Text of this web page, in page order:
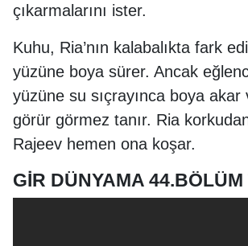
çıkarmalarını ister.
Kuhu, Ria’nın kalabalıkta fark
yüzüne boya sürer. Ancak
yüzüne su sıçrayınca boya akar
görür görmez tanır. Ria
Rajeev hemen ona koşar.
GİR DÜNYAMA 44.BÖLÜM